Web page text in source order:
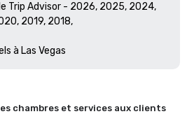
Trip Advisor - 2026, 2025, 2024,
2019, 2018,
à Las Vegas
chambres et services aux clients